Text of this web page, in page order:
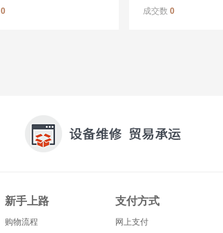
0
成交数 0
新手上路
购物流程
支付方式
网上支付